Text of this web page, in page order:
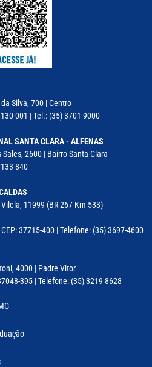
Silva, 700 | Centro
001 | Tel.: (35) 3701-9000
SANTA CLARA - ALFENAS
2600 | Bairro Santa Clara
840
11999 (BR 267 Km 533)
37715-400 | Telefone: (35) 3697-4600
4000 | Padre Vitor
395 | Telefone: (35) 3219 8628